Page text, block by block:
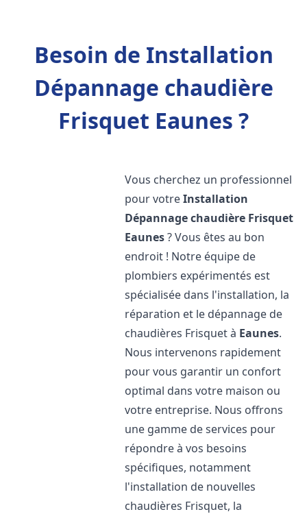
Besoin de Installation
Dépannage chaudière
Frisquet Eaunes ?
Vous cherchez un professionnel
pour votreInstallation
Dépannage chaudière Frisquet
Eaunes? Vous êtes au bon
endroit ! Notre équipe de
plombiers expérimentés est
spécialisée dans l'installation, la
réparation et le dépannage de
chaudières Frisquet à Eaunes.
Nous intervenons rapidement
pour vous garantir un confort
optimal dans votre maison ou
votre entreprise. Nous offrons
une gamme de services pour
répondre à vos besoins
spécifiques, notamment
l'installation de nouvelles
chaudières Frisquet, la